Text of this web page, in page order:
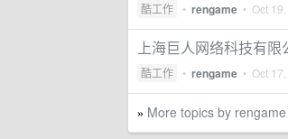
酷工作 • rengame • Oct
上海巨人网络科技有
酷工作 • rengame • Oct
» More topics by rengame